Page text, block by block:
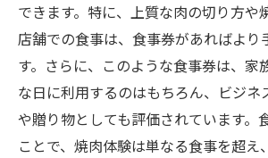
できます。特に、上質な肉の切り方や
店舗での食事は、食事券があればより
す。さらに、このような食事券は、家
な日に利用するのはもちろん、ビジネ
や贈り物としても評価されています。
ことで、焼肉体験は単なる食事を超え